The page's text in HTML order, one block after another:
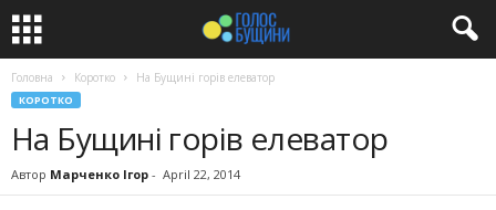
Головна Коротко На Бущині горів елеватор
КОРОТКО
На Бущині горів елеватор
Автор Марченко Ігор - April 22, 2014